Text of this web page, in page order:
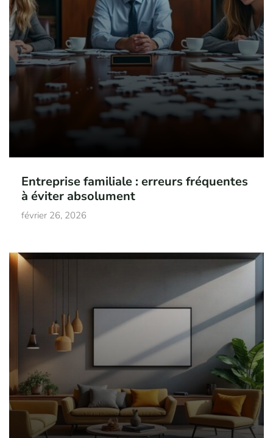
Entreprise familiale : erreurs fréquentes
à éviter absolument
février 26, 2026